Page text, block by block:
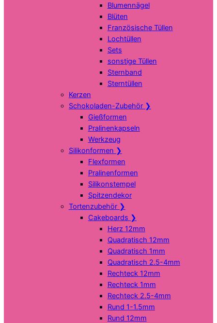
Blumennägel
Blüten
Französische Tüllen
Lochtüllen
Sets
sonstige Tüllen
Sternband
Sterntüllen
Kerzen
Schokoladen-Zubehör ❯
Gießformen
Pralinenkapseln
Werkzeug
Silikonformen ❯
Flexformen
Pralinenformen
Silikonstempel
Spitzendekor
Tortenzubehör ❯
Cakeboards ❯
Herz 12mm
Quadratisch 12mm
Quadratisch 1mm
Quadratisch 2.5-4mm
Rechteck 12mm
Rechteck 1mm
Rechteck 2.5-4mm
Rund 1-1.5mm
Rund 12mm